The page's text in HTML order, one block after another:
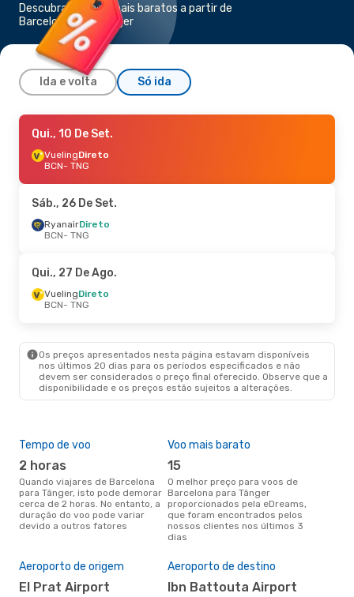
Descubra os voos mais baratos a partir de
Barcelona para Tânger
Ida e volta Só ida
Sex., 2 De Out.- Seg., 5 De Out.
RyanairDireto
BCN- TNG
TNG- BCN
Qui., 10 De Set.
VuelingDireto
BCN- TNG
Sáb., 26 De Set.
RyanairDireto
BCN- TNG
Qui., 27 De Ago.
VuelingDireto
BCN- TNG
Os preços apresentados nesta página estavam disponíveis
nos últimos 20 dias para os períodos especificados e não
devem ser considerados o preço final oferecido. Observe que a
disponibilidade e os preços estão sujeitos a alterações.
Tempo de voo
2 horas
Quando viajares de Barcelona
para Tânger, isto pode demorar
cerca de 2 horas. No entanto, a
duração do voo pode variar
devido a outros fatores
Voo mais barato
15
O melhor preço para voos de
Barcelona para Tânger
proporcionados pela eDreams,
que foram encontrados pelos
nossos clientes nos últimos 3
dias
Aeroporto de origem
El Prat Airport
Aeroporto de destino
Ibn Battouta Airport